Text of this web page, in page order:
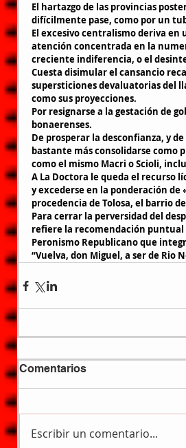
El hartazgo de las provincias
difícilmente pase, como por un
El excesivo centralismo deriva
atención concentrada en la
creciente indiferencia, o el
Cuesta disimular el cansancio
supersticiones devaluatorias del
como sus proyecciones.
Por resignarse a la gestación de
bonaerenses.
De prosperar la desconfianza, y
bastante más consolidarse como
como el mismo Macri o Scioli,
A La Doctora le queda el recurso
y excederse en la ponderación de
procedencia de Tolosa, el barrio
Para cerrar la perversidad del
refiere la recomendación
Peronismo Republicano que
“Vuelva, don Miguel, a ser de Rio
Comentarios
Escribir un comentario...